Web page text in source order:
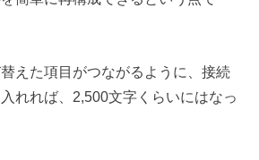
えた項目がつながるように、接続
れれば、2,500文字くらいにはなっ